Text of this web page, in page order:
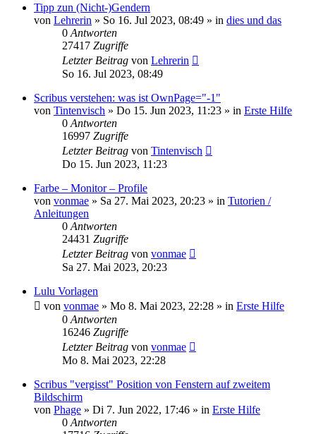
Tipp zun (Nicht-)Gendern
von Lehrerin » So 16. Jul 2023, 08:49 » in dies und das
0 Antworten
27417 Zugriffe
Letzter Beitrag von Lehrerin
So 16. Jul 2023, 08:49
Scribus verstehen: was ist OwnPage="-1"
von Tintenvisch » Do 15. Jun 2023, 11:23 » in Erste Hilfe
0 Antworten
16997 Zugriffe
Letzter Beitrag von Tintenvisch
Do 15. Jun 2023, 11:23
Farbe – Monitor – Profile
von vonmae » Sa 27. Mai 2023, 20:23 » in Tutorien /
Anleitungen
0 Antworten
24431 Zugriffe
Letzter Beitrag von vonmae
Sa 27. Mai 2023, 20:23
Lulu Vorlagen
von vonmae » Mo 8. Mai 2023, 22:28 » in Erste Hilfe
0 Antworten
16246 Zugriffe
Letzter Beitrag von vonmae
Mo 8. Mai 2023, 22:28
Scribus "vergisst" Position von Fenstern auf zweitem
Bildschirm
von Phage » Di 7. Jun 2022, 17:46 » in Erste Hilfe
0 Antworten